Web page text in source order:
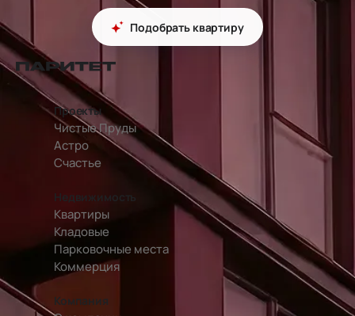
Подобрать квартиру
перейти на главную страницу
Проекты
Чистые Пруды
Астро
Счастье
Недвижимость
Квартиры
Кладовые
Парковочные места
Коммерция
Компания